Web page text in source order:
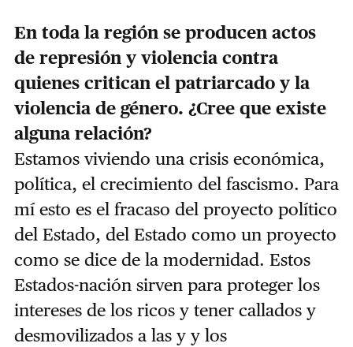
En toda la región se producen actos
de represión y violencia contra
quienes critican el patriarcado y la
violencia de género. ¿Cree que existe
alguna relación?
Estamos viviendo una crisis económica,
política, el crecimiento del fascismo. Para
mí esto es el fracaso del proyecto político
del Estado, del Estado como un proyecto
como se dice de la modernidad. Estos
Estados-nación sirven para proteger los
intereses de los ricos y tener callados y
desmovilizados a las y y los